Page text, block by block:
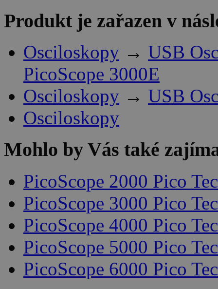
Produkt je zařazen v
Osciloskopy → USB
PicoScope 3000E
Osciloskopy → USB
Osciloskopy
Mohlo by Vás také
PicoScope 2000 Pico
PicoScope 3000 Pico
PicoScope 4000 Pico
PicoScope 5000 Pico
PicoScope 6000 Pico